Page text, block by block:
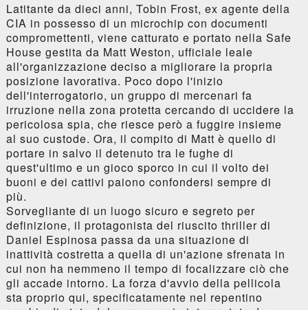
Latitante da dieci anni, Tobin Frost, ex agente della
CIA in possesso di un microchip con documenti
compromettenti, viene catturato e portato nella Safe
House gestita da Matt Weston, ufficiale leale
all'organizzazione deciso a migliorare la propria
posizione lavorativa. Poco dopo l'inizio
dell'interrogatorio, un gruppo di mercenari fa
irruzione nella zona protetta cercando di uccidere la
pericolosa spia, che riesce però a fuggire insieme
al suo custode. Ora, il compito di Matt è quello di
portare in salvo il detenuto tra le fughe di
quest'ultimo e un gioco sporco in cui il volto dei
buoni e dei cattivi paiono confondersi sempre di
più.
Sorvegliante di un luogo sicuro e segreto per
definizione, il protagonista del riuscito thriller di
Daniel Espinosa passa da una situazione di
inattività costretta a quella di un'azione sfrenata in
cui non ha nemmeno il tempo di focalizzare ciò che
gli accade intorno. La forza d'avvio della pellicola
sta proprio qui, specificatamente nel repentino